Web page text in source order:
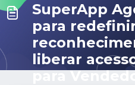
SuperApp
para
liberar
para